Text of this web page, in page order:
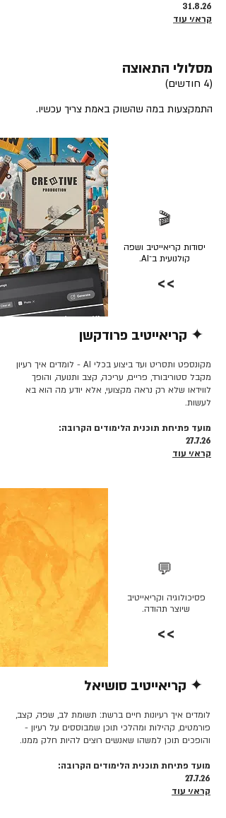
31.8.26
קרא/י עוד
מסלולי התאוצה
(4 חודשים)
התמקצעות במה שהשוק באמת צריך עכשיו.
🎬
יסודות קריאייטיב ושפה
קולנועית ב־AI.
>>
✦ קריאייטיב פרודקשן
מקונספט ותסריט ועד ביצוע בכלי AI - לומדים איך רעיון
מקבל סטוריבורד, פריים, עריכה, קצב ותנועה, והופך
לווידאו שלא רק נראה מקצועי, אלא יודע מה הוא בא
לעשות.
מועד פתיחת תוכנית הלימודים הקרובה:
27.7.26
קרא/י עוד
💬
פסיכולוגיה וקריאייטיב
שיוצר תהודה.
>>
✦ קריאייטיב סושיאל
לומדים איך רעיונות חיים ברשת: תשומת לב, שפה, קצב,
פורמטים, קהילות ומהלכי תוכן שמבוססים על רעיון -
והופכים תוכן למשהו שאנשים רוצים להיות חלק ממנו.
מועד פתיחת תוכנית הלימודים הקרובה:
27.7.26
קרא/י עוד